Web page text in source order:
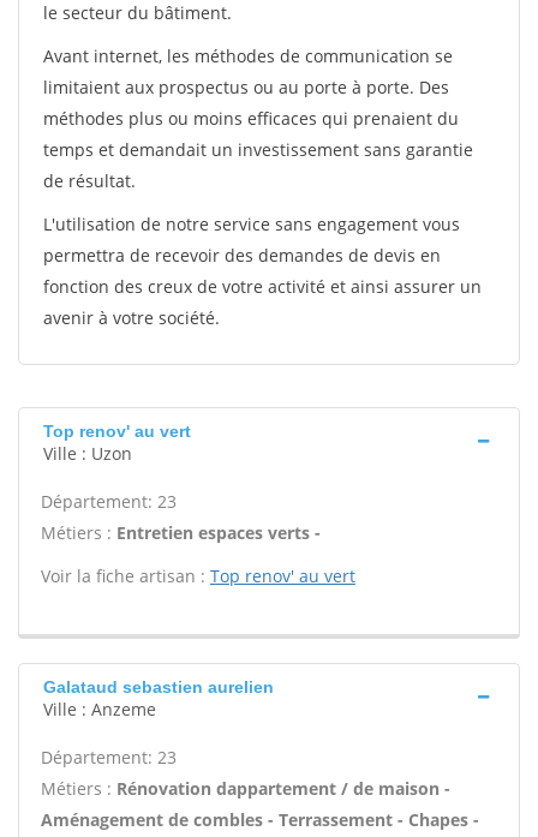
le secteur du bâtiment.
Avant internet, les méthodes de communication se
limitaient aux prospectus ou au porte à porte. Des
méthodes plus ou moins efficaces qui prenaient du
temps et demandait un investissement sans garantie
de résultat.
L'utilisation de notre service sans engagement vous
permettra de recevoir des demandes de devis en
fonction des creux de votre activité et ainsi assurer un
avenir à votre société.
Top renov' au vert
Ville : Uzon
Département: 23
Métiers : Entretien espaces verts -
Voir la fiche artisan : Top renov' au vert
Galataud sebastien aurelien
Ville : Anzeme
Département: 23
Métiers : Rénovation dappartement / de maison -
Aménagement de combles - Terrassement - Chapes -